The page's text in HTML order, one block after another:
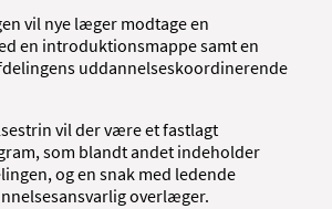
vil nye læger modtage en
en introduktionsmappe samt en
uddannelseskoordinerende
vil der være et fastlagt
som blandt andet indeholder
og en snak med ledende
overlæger.